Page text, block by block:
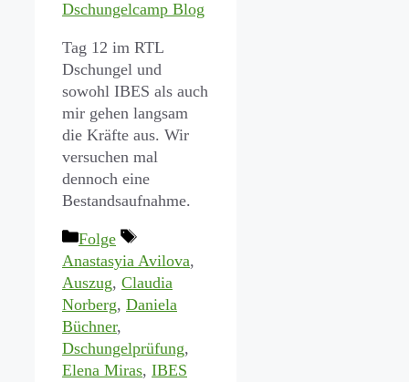
Dschungelcamp Blog
Tag 12 im RTL
Dschungel und
sowohl IBES als auch
mir gehen langsam
die Kräfte aus. Wir
versuchen mal
dennoch eine
Bestandsaufnahme.
Kategorien
Folge
Schlagwörter
Anastasyia Avilova,
Auszug, Claudia
Norberg, Daniela
Büchner,
Dschungelprüfung,
Elena Miras, IBES